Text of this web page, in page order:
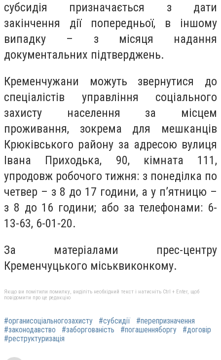
субсидія призначається з дати
закінчення дії попередньої, в іншому
випадку – з місяця надання
документальних підтверджень.
Кременчужани можуть звернутися до
спеціалістів управління соціального
захисту населення за місцем
проживання, зокрема для мешканців
Крюківського району за адресою вулиця
Івана Приходька, 90, кімната 111,
упродовж робочого тижня: з понеділка по
четвер – з 8 до 17 години, а у п’ятницю –
з 8 до 16 години; або за телефонами: 6-
13-63, 6-01-20.
За матеріалами прес-центру
Кременчуцького міськвиконкому.
Якщо ви помітили помилку, виділіть необхідний текст і натисніть Ctrl + Enter, щоб
повідомити про це редакцію
#органисоціальногозахисту #субсидії
#перепризначення
#законодавство
#заборгованість #погашенняборгу
#договір
#реструктуризація